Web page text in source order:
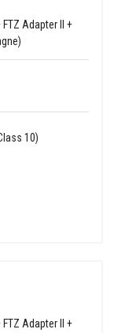
Adapter II +
10)
Adapter II +